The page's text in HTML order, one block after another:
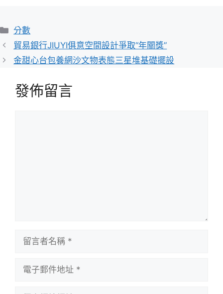
分
類
分數
貿易銀行JIUYI俱意空間設計爭取“年關獎”
金甜心台包養網沙文物表態三星堆基礎擺設
發佈留言